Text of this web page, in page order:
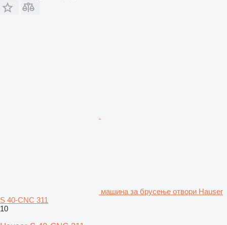
машина за брусење отвори Hauser
S 40-CNC 311
10